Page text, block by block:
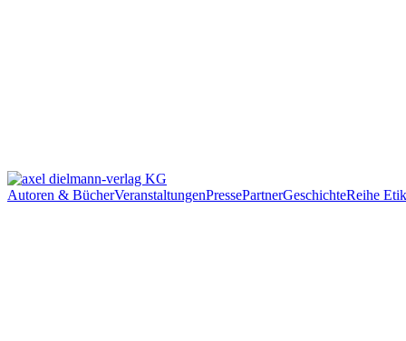
Autoren & BücherVeranstaltungenPressePartnerGeschichteReihe